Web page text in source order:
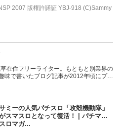
2007 版権許諾証 YBJ-918 (C)Sammy
在住フリーライター。もともと別業界の
味で書いたブログ記事が2012年頃にプチ
記事の内容もそっち方面が多め。
ミーの人気パチスロ「攻殻機動隊」
スマスロとなって復活！ | パチマガ
スロマガ...